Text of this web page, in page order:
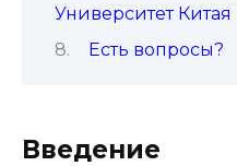
Университет Китая
Есть вопросы?
Введение